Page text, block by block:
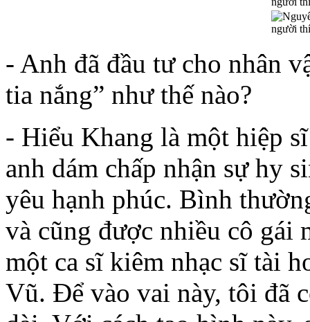
- Anh đã đầu tư cho nhân
tia nắng” như thế nào?
- Hiểu Khang là một hiệp
anh dám chấp nhận sự hy
yêu hạnh phúc. Bình
và cũng được nhiều cô gái
một ca sĩ kiêm nhạc sĩ tài
Vũ. Để vào vai này, tôi đã